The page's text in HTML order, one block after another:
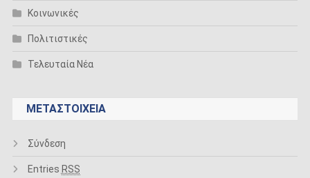
Κοινωνικές
Πολιτιστικές
Τελευταία Νέα
ΜΕΤΑΣΤΟΙΧΕΊΑ
Σύνδεση
Entries RSS